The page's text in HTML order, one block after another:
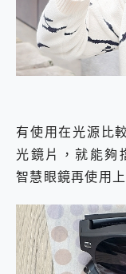
有使用在光源比
光鏡片，就能夠
智慧眼鏡再使用